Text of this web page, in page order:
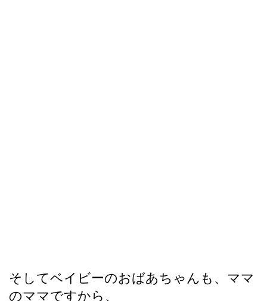
そしてベイビーのおばあちゃんも、ママ
のママですから、